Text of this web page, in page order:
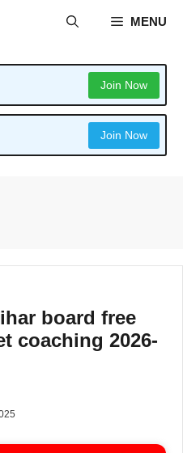
MENU
Join Now
Join Now
board free
coaching 2026-